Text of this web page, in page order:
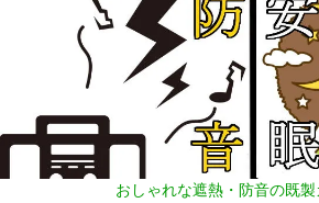
おしゃれな遮熱・防音の既